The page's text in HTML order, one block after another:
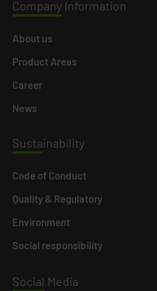
Social Media
Company Information
About us
Product Areas
Career
News
Sustainability
Code of Conduct
Quality & Regulatory
Environment
Social responsibility